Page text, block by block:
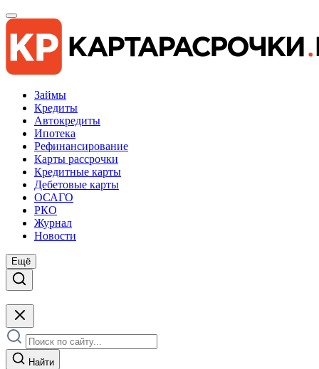
Займы
Кредиты
Автокредиты
Ипотека
Рефинансирование
Карты рассрочки
Кредитные карты
Дебетовые карты
ОСАГО
РКО
Журнал
Новости
Ещё
Найти